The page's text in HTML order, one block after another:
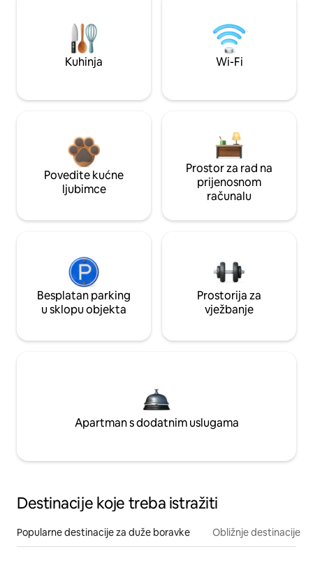
Kuhinja Wi-Fi
Povedite kućne
ljubimce
Prostor za rad na
prijenosnom
računalu
Besplatan parking
u sklopu objekta
Prostorija za
vježbanje
Apartman s dodatnim uslugama
Destinacije koje treba istražiti
Popularne destinacije za duže boravke Obližnje destinacije